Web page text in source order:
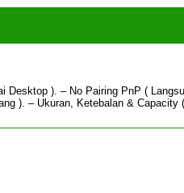
Desktop ). – No Pairing PnP (
). – Ukuran, Ketebalan &